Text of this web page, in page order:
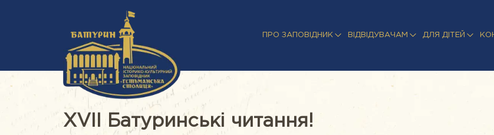
ПРО ЗАПОВІДНИК ВІДВІДУВАЧАМ ДЛЯ ДІТЕЙ
ХVІІ Батуринські читання!